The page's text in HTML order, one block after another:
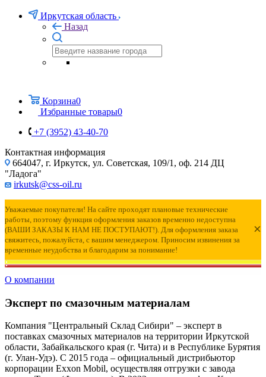
Иркутская область
Назад
Корзина0
Избранные товары0
+7 (3952) 43-40-70
Контактная информация
664047, г. Иркутск, ул. Советская, 109/1, оф. 214 ДЦ
"Ладога"
irkutsk@css-oil.ru
Уважаемые покупатели! На сайте проходят плановые технические
работы, поэтому функция оформления заказов временно недоступна
(ВАШИ ЗАКАЗЫ К НАМ НЕ ПОСТУПАЮТ!). Для оформления заказа
свяжитесь, пожалуйста, с вашим менеджером. Приносим извинения за
временные неудобства и благодарим за понимание!
×
О компании
Эксперт по смазочным материалам
Компания "Центральный Склад Сибири" – эксперт в
поставках смазочных материалов на территории Иркутской
области, Забайкальского края (г. Чита) и в Республике Бурятия
(г. Улан-Удэ). С 2015 года – официальный дистрибьютор
корпорации Exxon Mobil, осуществляя отгрузки с завода